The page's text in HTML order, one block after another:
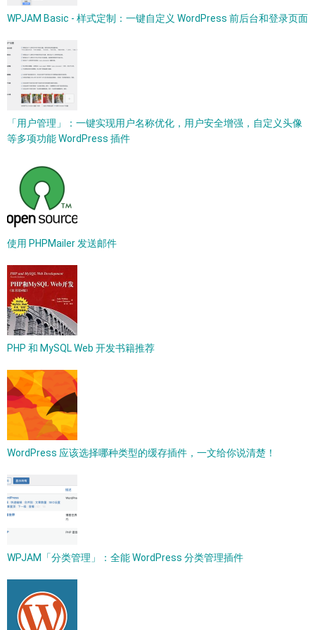
WPJAM Basic - 样式定制：一键自定义 WordPress 前后台和登录页面
「用户管理」：一键实现用户名称优化，用户安全增强，自定义头像
等多项功能 WordPress 插件
使用 PHPMailer 发送邮件
PHP 和 MySQL Web 开发书籍推荐
WordPress 应该选择哪种类型的缓存插件，一文给你说清楚！
WPJAM「分类管理」：全能 WordPress 分类管理插件